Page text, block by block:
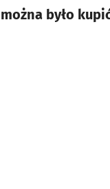
było